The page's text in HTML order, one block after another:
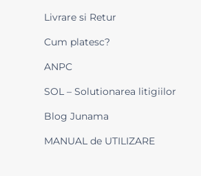
Livrare si Retur
Cum platesc?
ANPC
SOL – Solutionarea litigiilor
Blog Junama
MANUAL de UTILIZARE